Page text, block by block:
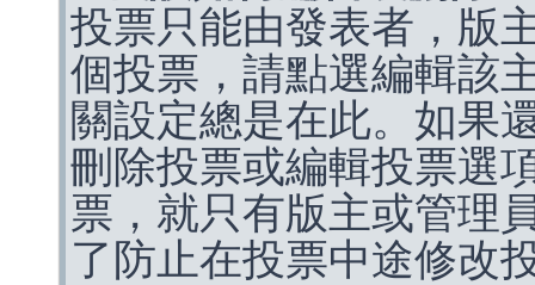
投票只能由發表者，版
個投票，請點選編輯該
關設定總是在此。如果
刪除投票或編輯投票選
票，就只有版主或管理
了防止在投票中途修改